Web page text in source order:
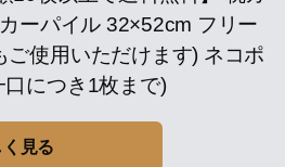
ーパイル 32×52cm フリー
ご使用いただけます) ネコポ
口につき1枚まで)
見る